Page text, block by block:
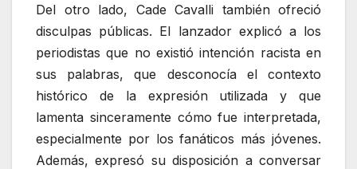
Del otro lado, Cade Cavalli también ofreció
disculpas públicas. El lanzador explicó a los
periodistas que no existió intención racista en
sus palabras, que desconocía el contexto
histórico de la expresión utilizada y que
lamenta sinceramente cómo fue interpretada,
especialmente por los fanáticos más jóvenes.
Además, expresó su disposición a conversar